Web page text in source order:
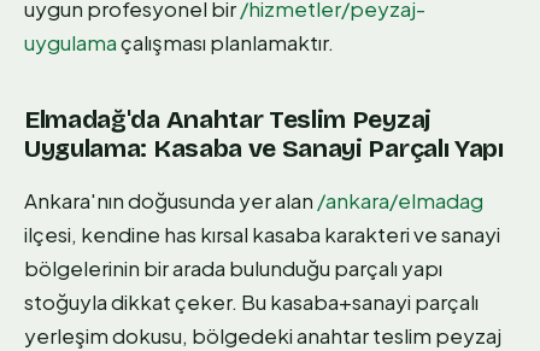
uygun profesyonel bir/hizmetler/peyzaj-
uygulamaçalışması planlamaktır.
Elmadağ'da Anahtar Teslim Peyzaj
Uygulama: Kasaba ve Sanayi Parçalı Yapı
Ankara'nın doğusunda yer alan /ankara/elmadag
ilçesi, kendine has kırsal kasaba karakteri ve sanayi
bölgelerinin bir arada bulunduğu parçalı yapı
stoğuyla dikkat çeker. Bu kasaba+sanayi parçalı
yerleşim dokusu, bölgedeki anahtar teslim peyzaj